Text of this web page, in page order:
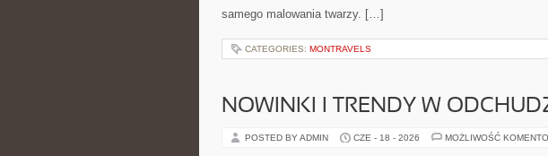
samego malowania twarzy. […]
CATEGORIES: MONTRAVELS
NOWINKI I TRENDY W
POSTED BY ADMIN CZE - 18 - 2026 MOŻLIWOŚĆ